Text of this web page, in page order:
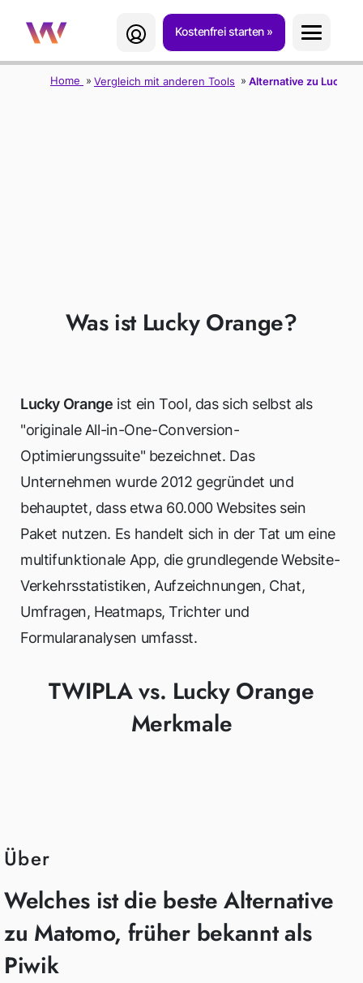
Kostenfrei starten
Home Vergleich mit anderen Tools Alternative zu Lucky
Was ist Lucky Orange?
Lucky Orange ist ein Tool, das sich selbst als
"originale All-in-One-Conversion-
Optimierungssuite" bezeichnet. Das
Unternehmen wurde 2012 gegründet und
behauptet, dass etwa 60.000 Websites sein
Paket nutzen. Es handelt sich in der Tat um eine
multifunktionale App, die grundlegende Website-
Verkehrsstatistiken, Aufzeichnungen, Chat,
Umfragen, Heatmaps, Trichter und
Formularanalysen umfasst.
TWIPLA vs. Lucky Orange
Merkmale
Über
Welches ist die beste Alternative
zu Matomo, früher bekannt als
Piwik